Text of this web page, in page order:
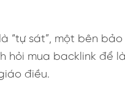
sát”, một bên
hỏi mua backlink để
điều.